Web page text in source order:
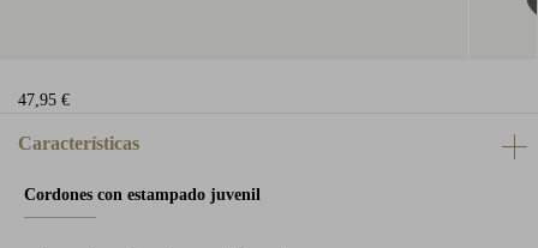
47,95 €
Características
Cordones con estampado juvenil